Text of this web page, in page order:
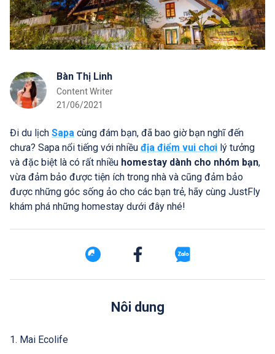
Bàn Thị Linh
Content Writer
21/06/2021
Đi du lịch Sapa cùng đám bạn, đã bao giờ bạn nghĩ đến
chưa? Sapa nổi tiếng với nhiều địa điểm vui chơi lý tưởng
và đặc biệt là có rất nhiều homestay dành cho nhóm bạn,
vừa đảm bảo được tiện ích trong nhà và cũng đảm bảo
được những góc sống ảo cho các bạn trẻ, hãy cùng JustFly
khám phá những homestay dưới đây nhé!
Nôi dung
1. Mai Ecolife